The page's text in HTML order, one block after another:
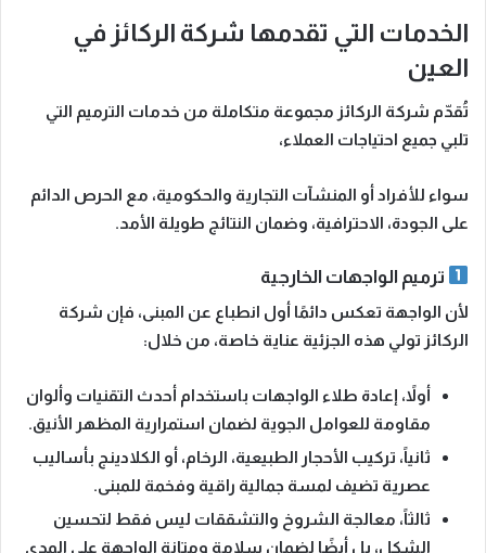
الخدمات التي تقدمها شركة الركائز في
العين
تُقدّم شركة الركائز مجموعة متكاملة من خدمات الترميم التي
تلبي جميع احتياجات العملاء،
سواء للأفراد أو المنشآت التجارية والحكومية، مع الحرص الدائم
على الجودة، الاحترافية، وضمان النتائج طويلة الأمد.
ترميم الواجهات الخارجية
لأن الواجهة تعكس دائمًا أول انطباع عن المبنى، فإن شركة
الركائز تولي هذه الجزئية عناية خاصة، من خلال:
أولاً، إعادة طلاء الواجهات باستخدام أحدث التقنيات وألوان
مقاومة للعوامل الجوية لضمان استمرارية المظهر الأنيق.
ثانياً، تركيب الأحجار الطبيعية، الرخام، أو الكلادينج بأساليب
عصرية تضيف لمسة جمالية راقية وفخمة للمبنى.
ثالثاً، معالجة الشروخ والتشققات ليس فقط لتحسين
الشكل، بل أيضًا لضمان سلامة ومتانة الواجهة على المدى